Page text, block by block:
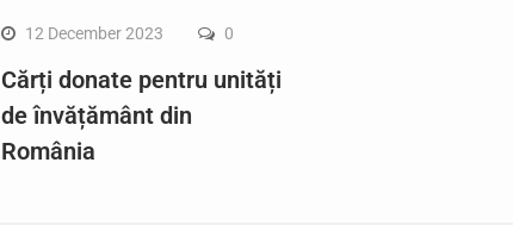
12 December 2023 0
Cărți donate pentru unități
de învățământ din
România